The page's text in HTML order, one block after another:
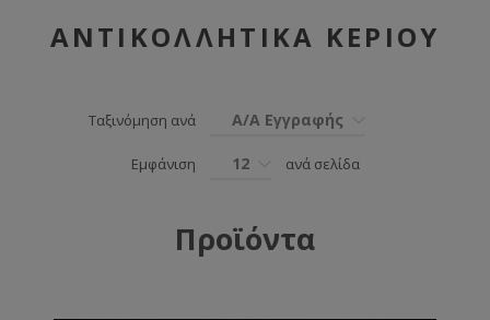
ΑΝΤΙΚΟΛΛΗΤΙΚΆ ΚΕΡΙΟΎ
Ταξινόμηση ανά Α/Α Εγγραφής
Εμφάνιση 12 ανά σελίδα
Προϊόντα